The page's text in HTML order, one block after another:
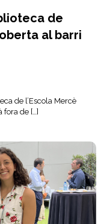
de
al barri
de l’Escola Mercè
fora de […]